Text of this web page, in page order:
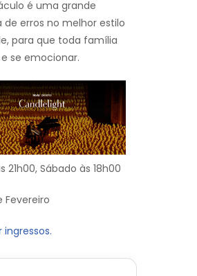
é uma grande
de erros no melhor estilo
para que toda família
se emocionar.
21h00, Sábado às 18h00
Fevereiro